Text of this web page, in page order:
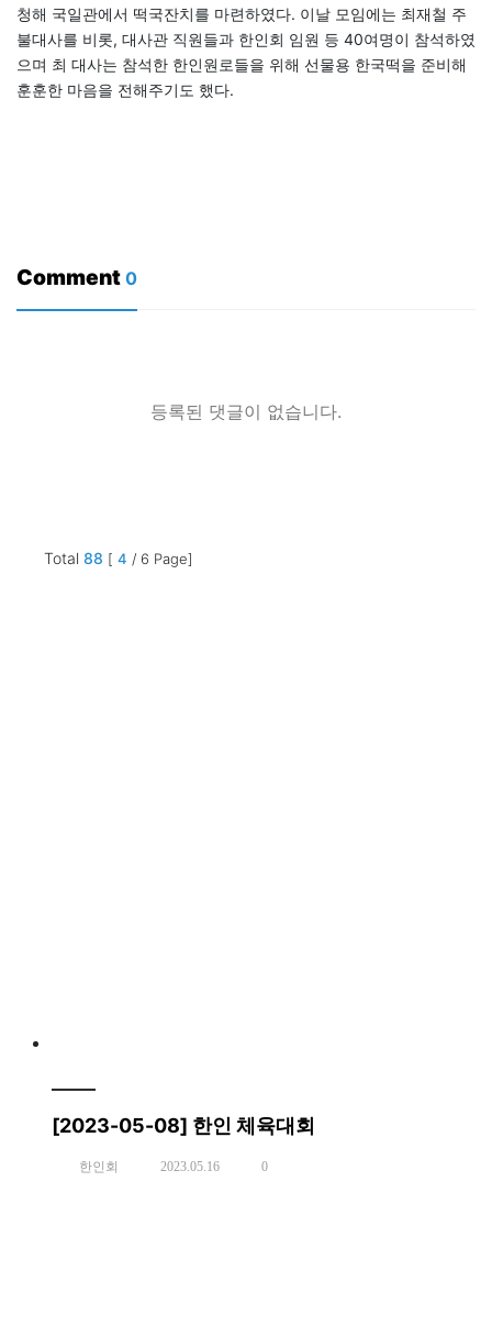
청해 국일관에서 떡국잔치를 마련하였다. 이날 모임에는 최재철 주
불대사를 비롯, 대사관 직원들과 한인회 임원 등 40여명이 참석하였
으며 최 대사는 참석한 한인원로들을 위해 선물용 한국떡을 준비해
훈훈한 마음을 전해주기도 했다.
Comment 0
등록된 댓글이 없습니다.
Total 88 [ 4 / 6 Page]
[2023-05-08] 한인 체육대회
한인회 2023.05.16 0